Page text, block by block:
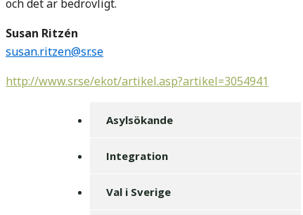
Susan Ritzén
susan.ritzen@sr.se
http://www.sr.se/ekot/artikel.asp?artikel=3054941
Asylsökande
Integration
Val i Sverige